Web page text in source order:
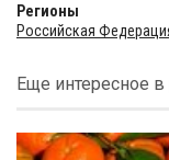
Регионы
Российская
Еще интересное в